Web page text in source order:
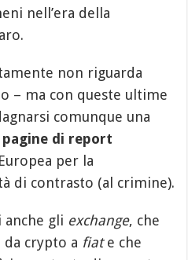
nell’era della
non riguarda
– ma con queste ultime
comunque una
pagine di report
per la
di contrasto (al crimine).
gli exchange, che
crypto a fiate che